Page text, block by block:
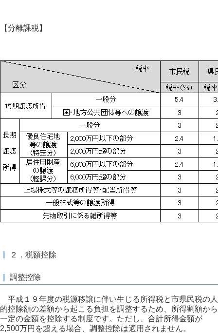
【分離課税】
２．税額控除
調整控除
平成１９年度の税源移譲に伴い生じる所得税と市県民税の人
的控除額の差額から起こる負担を調整するため、所得割額から
一定の金額を控除する制度です。ただし、合計所得金額が
2,500万円を超える場合、調整控除は適用されません。